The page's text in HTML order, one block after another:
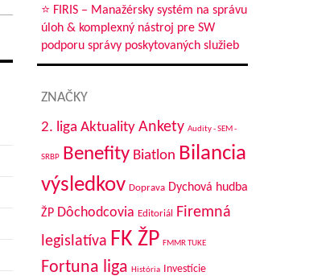
⭐ FIRIS – Manažérsky systém na správu
úloh & komplexný nástroj pre SW
podporu správy poskytovaných služieb
ZNAČKY
2. liga Aktuality Ankety Audity - SEM -
SRBP Benefity Biatlon Bilancia
výsledkov Doprava Dychová hudba
ŽP Dôchodcovia Editoriál
Firemná
legislatíva FK ŽP FMMR TUKE
Fortuna liga História Investície